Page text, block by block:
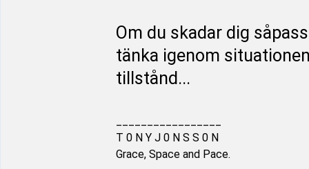
Om du skadar dig
tänka igenom
tillstånd...
T 0 N Y J 0 N S S 0 N
Grace, Space and Pace.